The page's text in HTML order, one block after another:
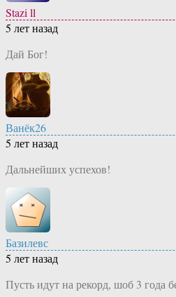
Stazi ll
5 лет назад
Дай Бог!
Ванёк26
5 лет назад
Дальнейших успехов!
Базилевс
5 лет назад
Пусть идут на рекорд, шоб 3 года